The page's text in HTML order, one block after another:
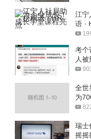
江宁
语 ·
考个
人被
全世
为
瑞士
摇摇